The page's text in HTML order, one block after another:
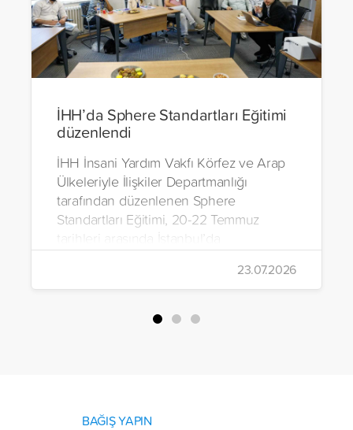
İHH’da Sphere Standartları Eğitimi
düzenlendi
İHH İnsani Yardım Vakfı Körfez ve Arap
Ülkeleriyle İlişkiler Departmanlığı
tarafından düzenlenen Sphere
Standartları Eğitimi, 20-22 Temmuz
gerçekleştirildi.
23.07.2026
BAĞIŞ YAPIN